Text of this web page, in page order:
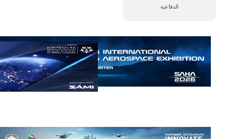
الدفاعية
مع تصاعد حدة
الحرب الجوية
الروسية في
مالي رُصدت
طائرة أوريون
بدون طيار فوق
فإن الجمع بين